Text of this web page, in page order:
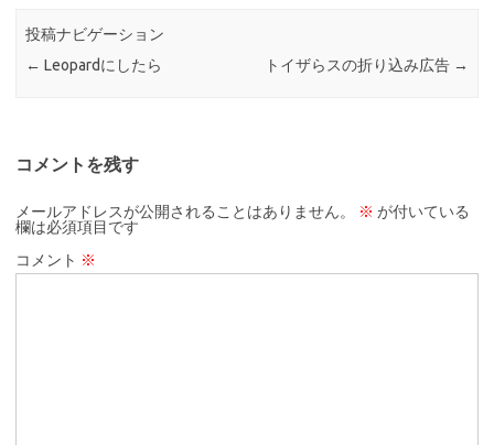
投稿ナビゲーション
← Leopardにしたら トイザらスの折り込み広告 →
コメントを残す
メールアドレスが公開されることはありません。 ※ が付いている
欄は必須項目です
コメント ※